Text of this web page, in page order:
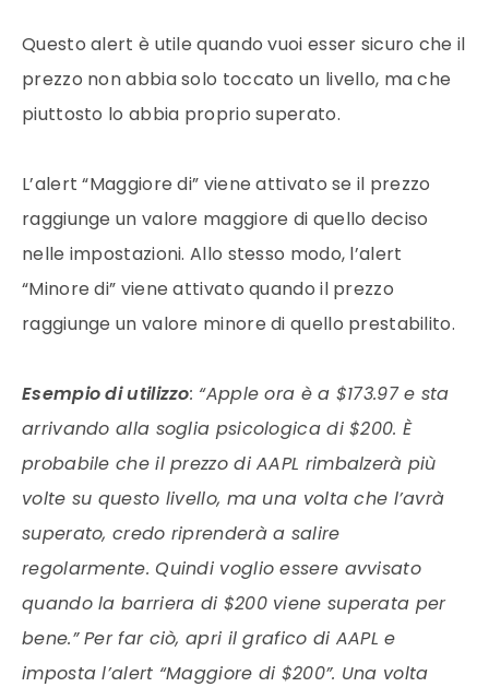
Questo alert è utile quando vuoi esser sicuro che il
prezzo non abbia solo toccato un livello, ma che
piuttosto lo abbia proprio superato.
L’alert “Maggiore di” viene attivato se il prezzo
raggiunge un valore maggiore di quello deciso
nelle impostazioni. Allo stesso modo, l’alert
“Minore di” viene attivato quando il prezzo
raggiunge un valore minore di quello prestabilito.
Esempio di utilizzo: “Apple ora è a $173.97 e sta
arrivando alla soglia psicologica di $200. È
probabile che il prezzo di AAPL rimbalzerà più
volte su questo livello, ma una volta che l’avrà
superato, credo riprenderà a salire
regolarmente. Quindi voglio essere avvisato
quando la barriera di $200 viene superata per
bene.” Per far ciò, apri il grafico di AAPL e
imposta l’alert “Maggiore di $200”. Una volta